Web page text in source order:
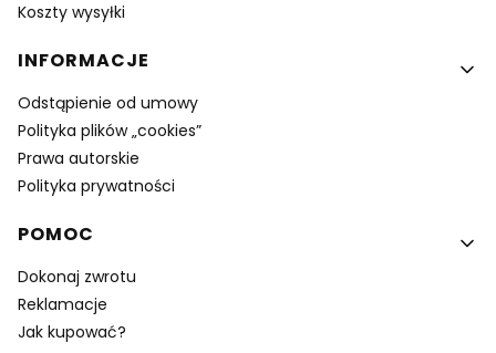
Koszty wysyłki
INFORMACJE
Odstąpienie od umowy
Polityka plików „cookies”
Prawa autorskie
Polityka prywatności
POMOC
Dokonaj zwrotu
Reklamacje
Jak kupować?